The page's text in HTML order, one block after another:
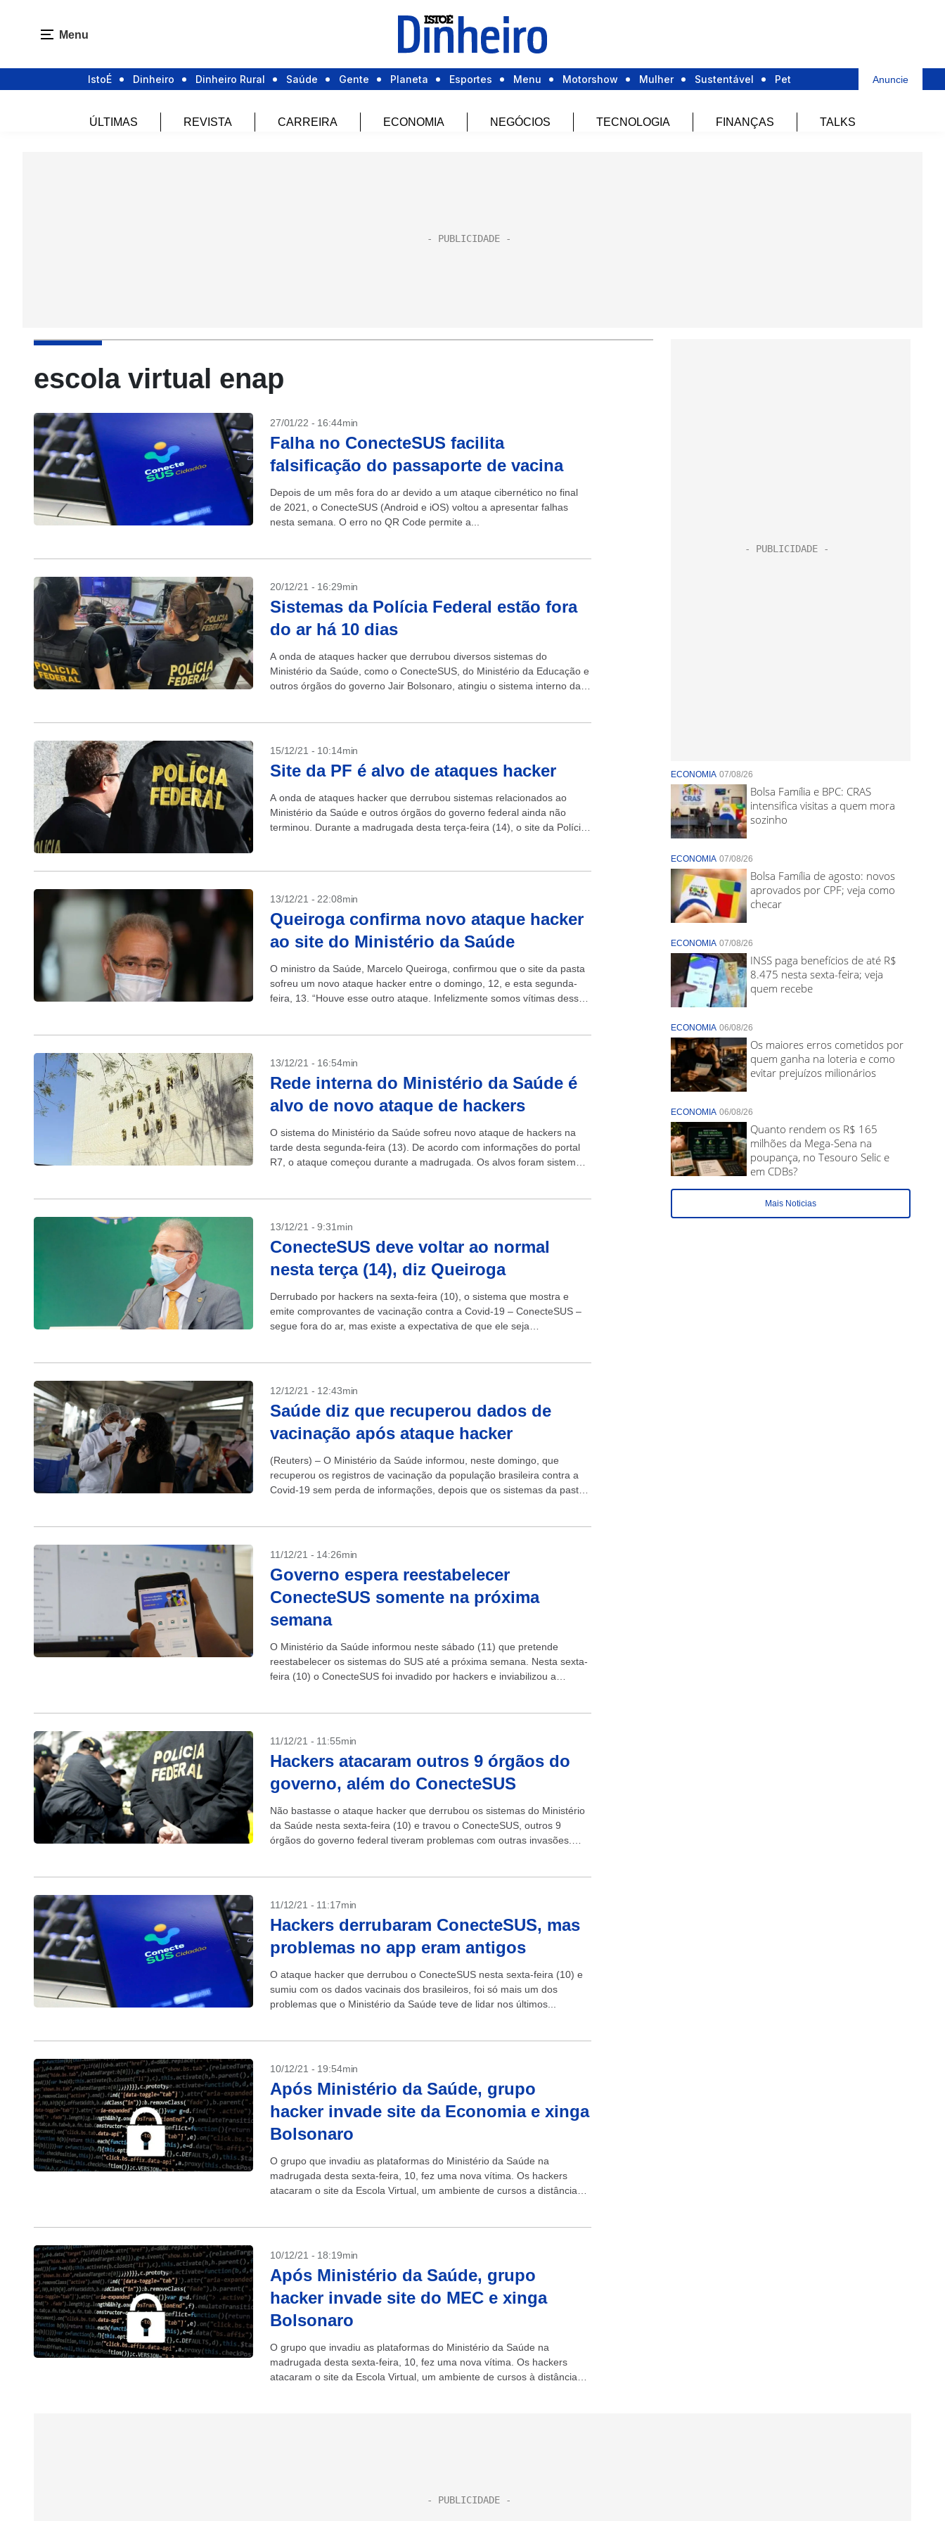
Menu
IstoÉ Dinheiro Dinheiro Rural Saúde Gente Planeta Esportes Menu Motorshow Mulher Sustentável Pet Anuncie
ÚLTIMAS REVISTA CARREIRA ECONOMIA NEGÓCIOS TECNOLOGIA FINANÇAS TALKS
escola virtual enap
27/01/22 - 16:44min
Falha no ConecteSUS facilita
falsificação do passaporte de vacina
Depois de um mês fora do ar devido a um ataque cibernético no final
de 2021, o ConecteSUS (Android e iOS) voltou a apresentar falhas
nesta semana. O erro no QR Code permite a...
20/12/21 - 16:29min
Sistemas da Polícia Federal estão fora
do ar há 10 dias
A onda de ataques hacker que derrubou diversos sistemas do
Ministério da Saúde, como o ConecteSUS, do Ministério da Educação e
outros órgãos do governo Jair Bolsonaro, atingiu o sistema interno da
15/12/21 - 10:14min
Site da PF é alvo de ataques hacker
A onda de ataques hacker que derrubou sistemas relacionados ao
Ministério da Saúde e outros órgãos do governo federal ainda não
terminou. Durante a madrugada desta terça-feira (14), o site da Polícia
13/12/21 - 22:08min
Queiroga confirma novo ataque hacker
ao site do Ministério da Saúde
O ministro da Saúde, Marcelo Queiroga, confirmou que o site da pasta
sofreu um novo ataque hacker entre o domingo, 12, e esta segunda-
feira, 13. “Houve esse outro ataque. Infelizmente somos vítimas dessas
13/12/21 - 16:54min
Rede interna do Ministério da Saúde é
alvo de novo ataque de hackers
O sistema do Ministério da Saúde sofreu novo ataque de hackers na
tarde desta segunda-feira (13). De acordo com informações do portal
R7, o ataque começou durante a madrugada. Os alvos foram sistemas
13/12/21 - 9:31min
ConecteSUS deve voltar ao normal
nesta terça (14), diz Queiroga
Derrubado por hackers na sexta-feira (10), o sistema que mostra e
emite comprovantes de vacinação contra a Covid-19 – ConecteSUS –
segue fora do ar, mas existe a expectativa de que ele seja
12/12/21 - 12:43min
Saúde diz que recuperou dados de
vacinação após ataque hacker
(Reuters) – O Ministério da Saúde informou, neste domingo, que
recuperou os registros de vacinação da população brasileira contra a
Covid-19 sem perda de informações, depois que os sistemas da pasta
11/12/21 - 14:26min
Governo espera reestabelecer
ConecteSUS somente na próxima
semana
O Ministério da Saúde informou neste sábado (11) que pretende
reestabelecer os sistemas do SUS até a próxima semana. Nesta sexta-
feira (10) o ConecteSUS foi invadido por hackers e inviabilizou a
11/12/21 - 11:55min
Hackers atacaram outros 9 órgãos do
governo, além do ConecteSUS
Não bastasse o ataque hacker que derrubou os sistemas do Ministério
da Saúde nesta sexta-feira (10) e travou o ConecteSUS, outros 9
órgãos do governo federal tiveram problemas com outras invasões.
11/12/21 - 11:17min
Hackers derrubaram ConecteSUS, mas
problemas no app eram antigos
O ataque hacker que derrubou o ConecteSUS nesta sexta-feira (10) e
sumiu com os dados vacinais dos brasileiros, foi só mais um dos
problemas que o Ministério da Saúde teve de lidar nos últimos...
10/12/21 - 19:54min
Após Ministério da Saúde, grupo
hacker invade site da Economia e xinga
Bolsonaro
O grupo que invadiu as plataformas do Ministério da Saúde na
madrugada desta sexta-feira, 10, fez uma nova vítima. Os hackers
atacaram o site da Escola Virtual, um ambiente de cursos a distância
10/12/21 - 18:19min
Após Ministério da Saúde, grupo
hacker invade site do MEC e xinga
Bolsonaro
O grupo que invadiu as plataformas do Ministério da Saúde na
madrugada desta sexta-feira, 10, fez uma nova vítima. Os hackers
atacaram o site da Escola Virtual, um ambiente de cursos à distância
ECONOMIA 07/08/26
Bolsa Família e BPC: CRAS
intensifica visitas a quem mora
sozinho
ECONOMIA 07/08/26
Bolsa Família de agosto: novos
aprovados por CPF; veja como
checar
ECONOMIA 07/08/26
INSS paga benefícios de até R$
8.475 nesta sexta-feira; veja
quem recebe
ECONOMIA 06/08/26
Os maiores erros cometidos por
quem ganha na loteria e como
evitar prejuízos milionários
ECONOMIA 06/08/26
Quanto rendem os R$ 165
milhões da Mega-Sena na
poupança, no Tesouro Selic e
em CDBs?
Mais Noticias